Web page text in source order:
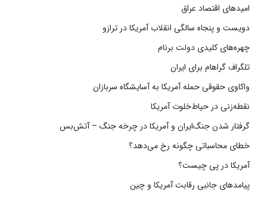
امیدهای اقتصاد عراق
دویست و پنجاه سالگی انقلاب آمریکا در ترازو
چهره‌های کلیدی دولت برنام
تلگراف گراهام برای ایران
واکاوی حقوقی حمله آمریکا به آسایشگاه سربازان
نقطه‌زنی در حیاط‌خلوت آمریکا
گرفتار شدن جنگ‌ایران و آمریکا در چرخه جنگ – آتش‌بس
خطای محاسباتی چگونه رخ می‌دهد؟
آمریکا در پی چیست؟
پیامدهای جانبی رقابت آمریکا و چین